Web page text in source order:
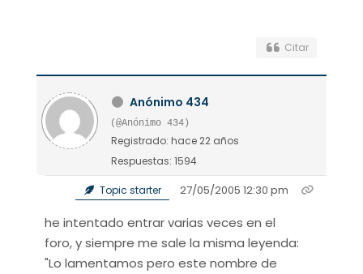
Citar
Anónimo 434
(@Anónimo 434)
Registrado: hace 22 años
Respuestas: 1594
Topic starter 27/05/2005 12:30 pm
he intentado entrar varias veces en el
foro, y siempre me sale la misma leyenda:
"Lo lamentamos pero este nombre de